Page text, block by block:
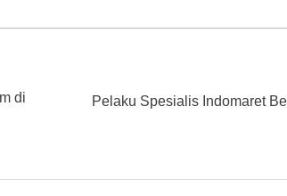
di
Pelaku Spesialis Indomaret